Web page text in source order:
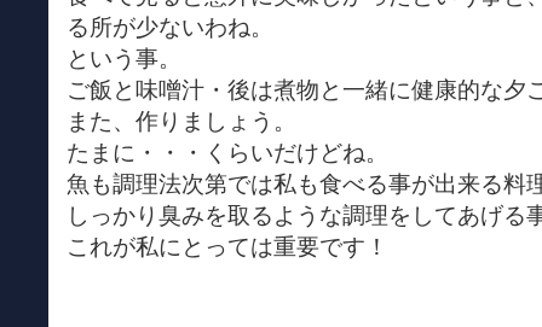
る所が少ないわね。
という事。
ご飯と味噌汁・後は煮物と一緒に健康的な夕
また、作りましょう。
たまに・・・くらいだけどね。
魚も調理法次第では私も食べる事が出来る料
しっかり臭みを取るような調理をしてあげる
これが私にとっては重要です！